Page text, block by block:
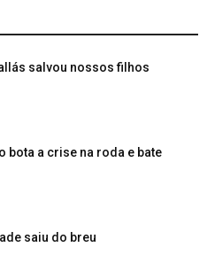
salvou nossos filhos
bota a crise na roda e bate
saiu do breu